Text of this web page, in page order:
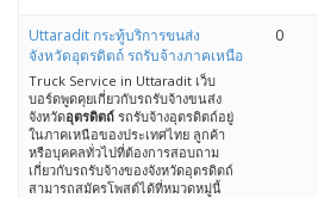
Uttaradit กระทู้บริการขนส่ง
จังหวัดอุตรดิตถ์ รถรับจ้างภาคเหนือ
Truck Service in Uttaradit เว็บ
บอร์ดพูดคุยเกี่ยวกับรถรับจ้างขนส่ง
จังหวัดอุตรดิตถ์ รถรับจ้างอุตรดิตถ์อยู่
ในภาคเหนือของประเทศไทย ลูกค้า
หรือบุคคลทั่วไปที่ต้องการสอบถาม
เกี่ยวกับรถรับจ้างของจังหวัดอุตรดิตถ์
สามารถสมัครโพสต์ได้ที่หมวดหมู่นี้
0